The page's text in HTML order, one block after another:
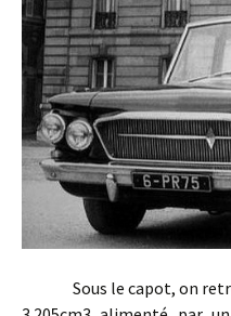
Sous le capot, on